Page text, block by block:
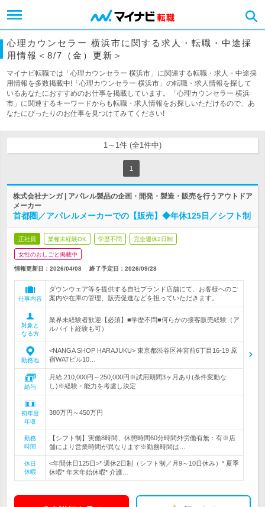
心理カウンセラー 横浜市に関する求人・転職・中途採
用情報＜8/7（金）更新＞
マイナビ転職では「心理カウンセラー 横浜市」に関連する転職・求人・中途採
用情報を多数掲載中!「心理カウンセラー 横浜市」の転職・求人情報を探して
いるあなたにおすすめのお仕事を掲載しています。「心理カウンセラー 横浜
市」に関連するキーワードからも転職・求人情報をお探しいただけるので、あ
なたにぴったりのお仕事を見つけてみてください!
1～1件 (全1件中)
1
株式会社ナンガ | アパレル製品の企画・開発・製造・販売を行うアウトドア
メーカー
首都圏／アパレルメーカーでの【販売】◆年休125日／シフト制
正社員 業種未経験OK 学歴不問 完全週休2日制
女性のおしごと掲載中
情報更新日：2026/04/08 終了予定日： 2026/09/28
仕事内容
ダウンウェア等を提供する自社ブランド店舗にて、お客様へのご
案内や在庫の管理、販売促進などを担っていただきます。
対象と
なる方
業界未経験者歓迎【必須】■学歴不問■何らかの接客販売経験（ア
ルバイト経験も可）
勤務地
<NANGA SHOP HARAJUKU> 東京都渋谷区神宮前6丁目16-19 原
宿WATビル10…
給与
月給 210,000円～250,000円※試用期間3ヶ月あり(条件変動な
し)※経験・能力を考慮し決定
初年度
年収
380万円～450万円
勤務
時間
【シフト制】実働8時間、休憩時間60分時間外労働有無：有※店
舗により営業時間が異なります※勤務時間は…
休日
休暇
<年間休日125日>* 週休2日制（シフト制／月9～10日休み）* 夏季
休暇* 年末年始休暇* 介護…